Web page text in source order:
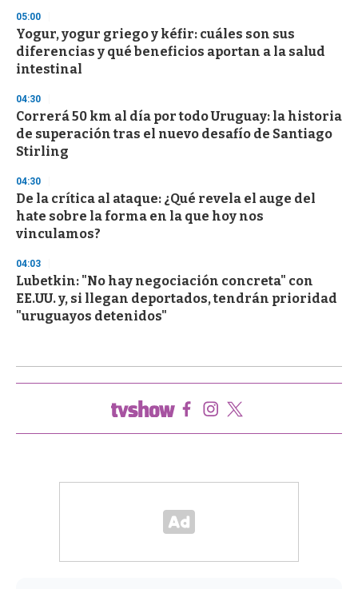
05:00
Yogur, yogur griego y kéfir: cuáles son sus
diferencias y qué beneficios aportan a la salud
intestinal
04:30
Correrá 50 km al día por todo Uruguay: la historia
de superación tras el nuevo desafío de Santiago
Stirling
04:30
De la crítica al ataque: ¿Qué revela el auge del
hate sobre la forma en la que hoy nos
vinculamos?
04:03
Lubetkin: "No hay negociación concreta" con
EE.UU. y, si llegan deportados, tendrán prioridad
"uruguayos detenidos"